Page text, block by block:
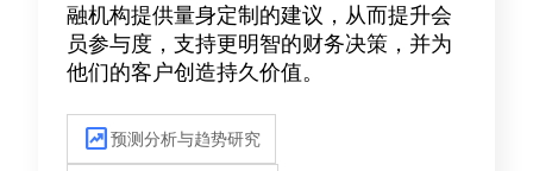
融机构提供量身定制的建议，从而提升会
员参与度，支持更明智的财务决策，并为
他们的客户创造持久价值。
chart_data预测分析与趋势研究